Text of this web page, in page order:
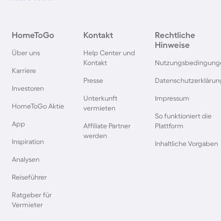
Meerblick in Heiligenhafen
Meerblick in
Ferienwohnungen mit
Meerblick in Bibione
Ferienwohnungen
Meerblick an der
Meerblick in Carolinensiel
Ferienwohnungen
Meerblick auf
Ferienwohnungen mit
Ferienwohnungen mit
Meerblick in Horumersiel
HomeToGo
Über uns
Karriere
Investoren
HomeToGo Aktie
App
Inspiration
Analysen
Reiseführer
Ratgeber für
Vermieter
Kontakt
Help Center und
Kontakt
Presse
Unterkunft
vermieten
Affiliate Partner
werden
Rechtliche
Hinweise
Impressum
So funktioniert die
Plattform
Inhaltliche Vorgaben